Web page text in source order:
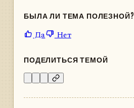
БЫЛА ЛИ ТЕМА ПОЛЕЗНОЙ?
Да Нет
ПОДЕЛИТЬСЯ ТЕМОЙ